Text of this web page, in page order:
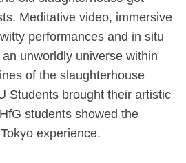
Meditative video, immersive
performances and in situ
unworldly universe within
of the slaughterhouse
Students brought their artistic
students showed the
experience.